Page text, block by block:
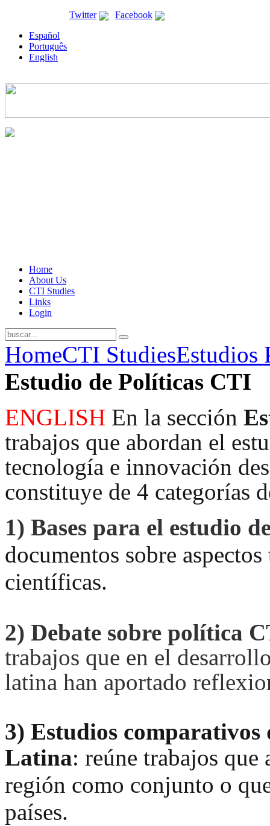
Twitter Facebook
Español
Português
English
Home
About Us
CTI Studies
Links
Login
HomeCTI StudiesEstudios
Estudio de Políticas CTI
ENGLISH En la sección
trabajos que abordan el
tecnología e innovación
constituye de 4 categorías
1) Bases para el estudio
documentos sobre
científicas.
2) Debate sobre política
trabajos que en el
latina han aportado
3) Estudios
Latina: reúne trabajos que
región como conjunto o
países.